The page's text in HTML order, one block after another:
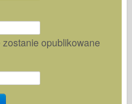
zostanie opublikowane